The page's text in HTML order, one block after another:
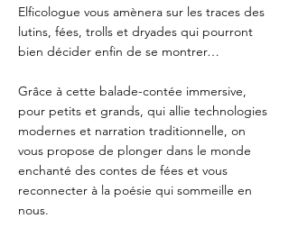
Elficologue vous amènera sur les traces des
lutins, fées, trolls et dryades qui pourront
bien décider enfin de se montrer…
Grâce à cette balade-contée immersive,
pour petits et grands, qui allie technologies
modernes et narration traditionnelle, on
vous propose de plonger dans le monde
enchanté des contes de fées et vous
reconnecter à la poésie qui sommeille en
nous.